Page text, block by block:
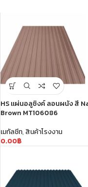
HS แผ่นอลูซิงค์ ลอนผนัง สี
Brown MT106086
เมทัลชีท,สินค้าโรงงาน
0.00฿